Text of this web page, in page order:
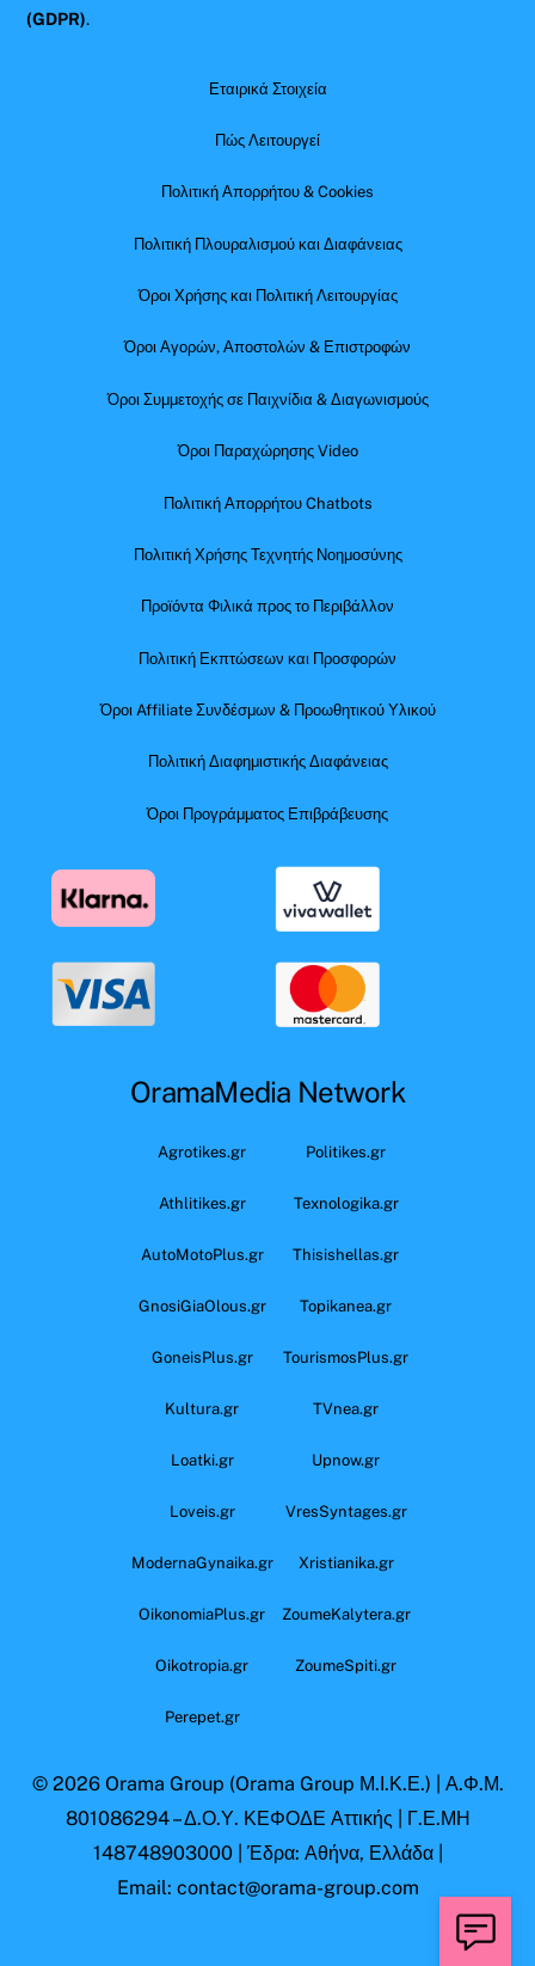
(GDPR).
Εταιρικά Στοιχεία
Πώς Λειτουργεί
Πολιτική Απορρήτου & Cookies
Πολιτική Πλουραλισμού και Διαφάνειας
Όροι Χρήσης και Πολιτική Λειτουργίας
Όροι Αγορών, Αποστολών & Επιστροφών
Όροι Συμμετοχής σε Παιχνίδια & Διαγωνισμούς
Όροι Παραχώρησης Video
Πολιτική Απορρήτου Chatbots
Πολιτική Χρήσης Τεχνητής Νοημοσύνης
Προϊόντα Φιλικά προς το Περιβάλλον
Πολιτική Εκπτώσεων και Προσφορών
Όροι Affiliate Συνδέσμων & Προωθητικού Υλικού
Πολιτική Διαφημιστικής Διαφάνειας
Όροι Προγράμματος Επιβράβευσης
OramaMedia Network
Agrotikes.gr Politikes.gr
Athlitikes.gr Texnologika.gr
AutoMotoPlus.gr Thisishellas.gr
GnosiGiaOlous.gr Topikanea.gr
GoneisPlus.gr TourismosPlus.gr
Kultura.gr TVnea.gr
Loatki.gr Upnow.gr
Loveis.gr VresSyntages.gr
ModernaGynaika.gr Xristianika.gr
OikonomiaPlus.gr ZoumeKalytera.gr
Oikotropia.gr ZoumeSpiti.gr
Perepet.gr
© 2026 Orama Group (Orama Group Μ.Ι.Κ.Ε.) | Α.Φ.Μ.
801086294 – Δ.Ο.Υ. ΚΕΦΟΔΕ Αττικής | Γ.Ε.ΜΗ
148748903000 | Έδρα: Αθήνα, Ελλάδα |
Email: contact@orama-group.com